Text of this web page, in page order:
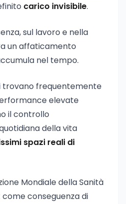
carico invisibile.
sul lavoro e nella
un affaticamento
nel tempo.
trovano frequentemente
elevate
il controllo
della vita
spazi reali di
Mondiale della Sanità
conseguenza di